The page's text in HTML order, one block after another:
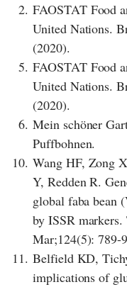
2. FAOSTAT Food
United Nations.
(2020).
5. FAOSTAT Food
United Nations.
(2020).
6. Mein schöner
Puffbohnen.
10. Wang HF, Zong
Y, Redden R.
global faba bean
by ISSR
Mar;124(5): 789-
11. Belfield KD,
implications of